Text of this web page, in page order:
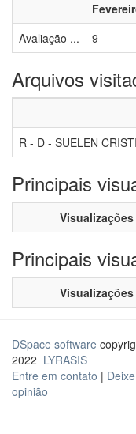
Avaliação ...
9
Arquivos
R - D - SUELEN
Principais
Visualizações
Principais
Visualizações
DSpace software
2022 LYRASIS
Entre em contato |
opinião